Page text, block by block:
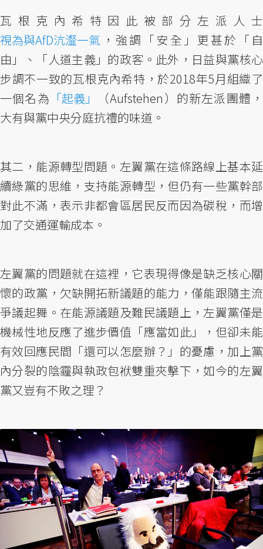
瓦根克內希特因此被部分左派人士
視為與AfD沆瀣一氣 ，強調「安全」更甚於「自
由」、「人道主義」的政客。此外，日益與黨核心
步調不一致的瓦根克內希特，於2018年5月組織了
一個名為 「起義」
（Aufstehen）的新左派團體，
大有與黨中央分庭抗禮的味道。
其二，能源轉型問題。左翼黨在這條路線上基本延
續綠黨的思維，支持能源轉型，但仍有一些黨幹部
對此不滿，表示非都會區居民反而因為碳稅，而增
加了交通運輸成本。
左翼黨的問題就在這裡，它表現得像是缺乏核心關
懷的政黨，欠缺開拓新議題的能力，僅能跟隨主流
爭議起舞。在能源議題及難民議題上，左翼黨僅是
機械性地反應了進步價值「應當如此」，但卻未能
有效回應民間「還可以怎麼辦？」的憂慮，加上黨
內分裂的陰霾與執政包袱雙重夾擊下，如今的左翼
黨又豈有不敗之理？